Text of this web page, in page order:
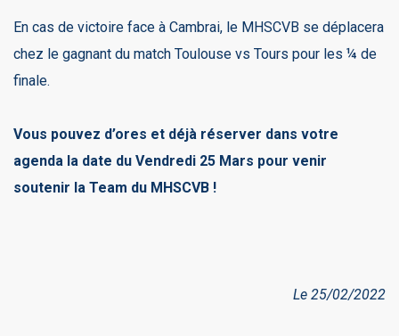
En cas de victoire face à Cambrai, le MHSCVB se déplacera
chez le gagnant du match Toulouse vs Tours pour les ¼ de
finale.
Vous pouvez d’ores et déjà réserver dans votre
agenda la date du Vendredi 25 Mars pour venir
soutenir la Team du MHSCVB !
Le 25/02/2022